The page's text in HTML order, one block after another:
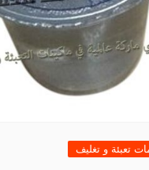
تعبئة و تغليف